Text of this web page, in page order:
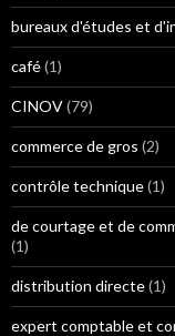
bureaux d'études et
café(1)
CINOV(79)
commerce de gros (2)
contrôle technique(1)
de courtage et de
(1)
distribution directe(1)
expert comptable et